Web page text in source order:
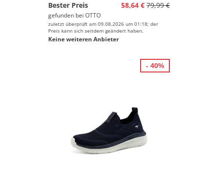
Bester Preis
58,64 € 79,99 €
gefunden bei OTTO
zuletzt überprüft am 09.08.2026 um 01:18; der
Preis kann sich seitdem geändert haben.
Keine weiteren Anbieter
- 40%